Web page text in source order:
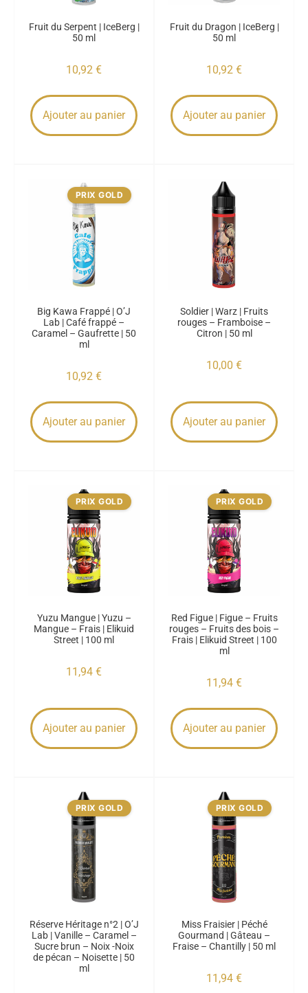
Fruit du Serpent | IceBerg |
50 ml
10,92 €
Ajouter au panier
Fruit du Dragon | IceBerg |
50 ml
10,92 €
Ajouter au panier
PRIX GOLD
Big Kawa Frappé | O’J
Lab | Café frappé –
Caramel – Gaufrette | 50
ml
10,92 €
Ajouter au panier
Soldier | Warz | Fruits
rouges – Framboise –
Citron | 50 ml
10,00 €
Ajouter au panier
PRIX GOLD
Yuzu Mangue | Yuzu –
Mangue – Frais | Elikuid
Street | 100 ml
11,94 €
Ajouter au panier
PRIX GOLD
Red Figue | Figue – Fruits
rouges – Fruits des bois –
Frais | Elikuid Street | 100
ml
11,94 €
Ajouter au panier
PRIX GOLD
Réserve Héritage n°2 | O’J
Lab | Vanille – Caramel –
Sucre brun – Noix -Noix
de pécan – Noisette | 50
ml
PRIX GOLD
Miss Fraisier | Péché
Gourmand | Gâteau –
Fraise – Chantilly | 50 ml
11,94 €